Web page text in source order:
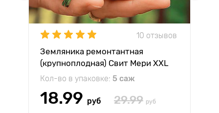
10 отзывов
Земляника ремонтантная
(крупноплодная) Свит Мери XXL
Кол-во в упаковке: 5 саж
18.99 руб 29.99 руб